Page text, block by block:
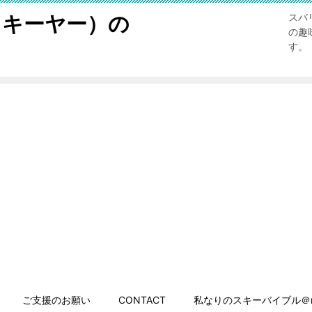
ーヤー）の
スバ
の趣
す。
ご支援のお願い CONTACT 私なりのスキーバイブル